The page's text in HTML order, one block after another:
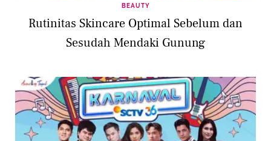
BEAUTY
Rutinitas Skincare Optimal Sebelum dan
Sesudah Mendaki Gunung